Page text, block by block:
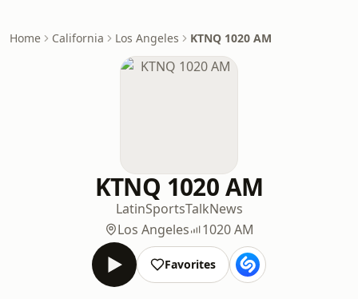
Home California Los Angeles KTNQ 1020 AM
KTNQ 1020 AM
LatinSportsTalkNews
Los Angeles
1020 AM
Favorites